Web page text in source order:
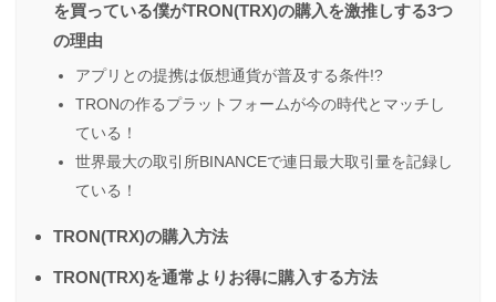
を買っている僕がTRON(TRX)の購入を激推しする3つ
の理由
アプリとの提携は仮想通貨が普及する条件!?
TRONの作るプラットフォームが今の時代とマッチし
ている！
世界最大の取引所BINANCEで連日最大取引量を記録し
ている！
TRON(TRX)の購入方法
TRON(TRX)を通常よりお得に購入する方法